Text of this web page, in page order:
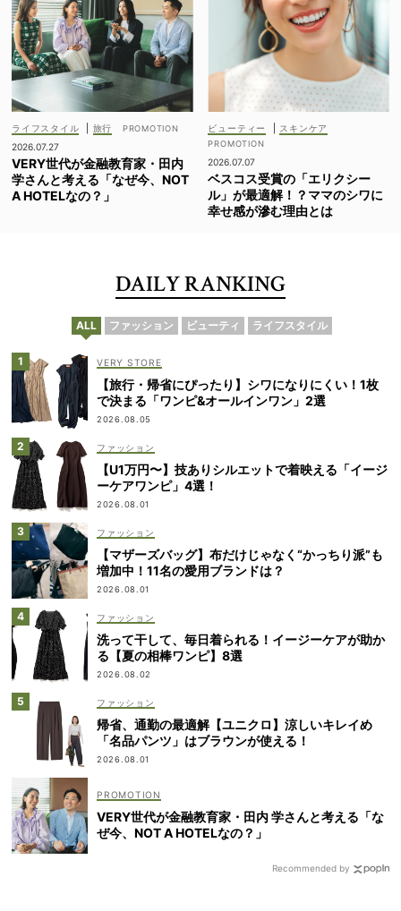
ライフスタイル
旅行
2026.07.27
VERY世代が金融教育家・田内
学さんと考える「なぜ今、NOT
A HOTELなの？」
ビューティー スキンケア
2026.07.07
ベスコス受賞の「エリクシー
ル」が最適解！？ママのシワに
幸せ感が滲む理由とは
DAILY RANKING
ALL ファッション ビューティ ライフスタイル
VERY STORE
【旅行・帰省にぴったり】シワになりにくい！1枚
で決まる「ワンピ&オールインワン」2選
2026.08.05
ファッション
【U1万円〜】技ありシルエットで着映える「イージ
ーケアワンピ」4選！
2026.08.01
ファッション
【マザーズバッグ】布だけじゃなく“かっちり派”も
増加中！11名の愛用ブランドは？
2026.08.01
ファッション
洗って干して、毎日着られる！イージーケアが助か
る【夏の相棒ワンピ】8選
2026.08.02
ファッション
帰省、通勤の最適解【ユニクロ】涼しいキレイめ
「名品パンツ」はブラウンが使える！
2026.08.01
VERY世代が金融教育家・田内 学さんと考える「な
ぜ今、NOT A HOTELなの？」
Recommended by